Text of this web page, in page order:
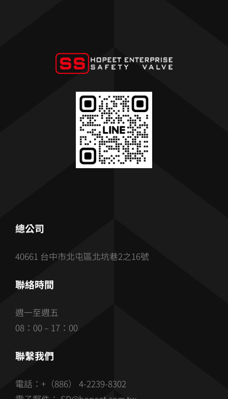
總公司
40661 台中市北屯區北坑巷2之16號
聯絡時間
週一至週五
08：00 – 17：00
聯繫我們
電話：+（886） 4-2239-8302